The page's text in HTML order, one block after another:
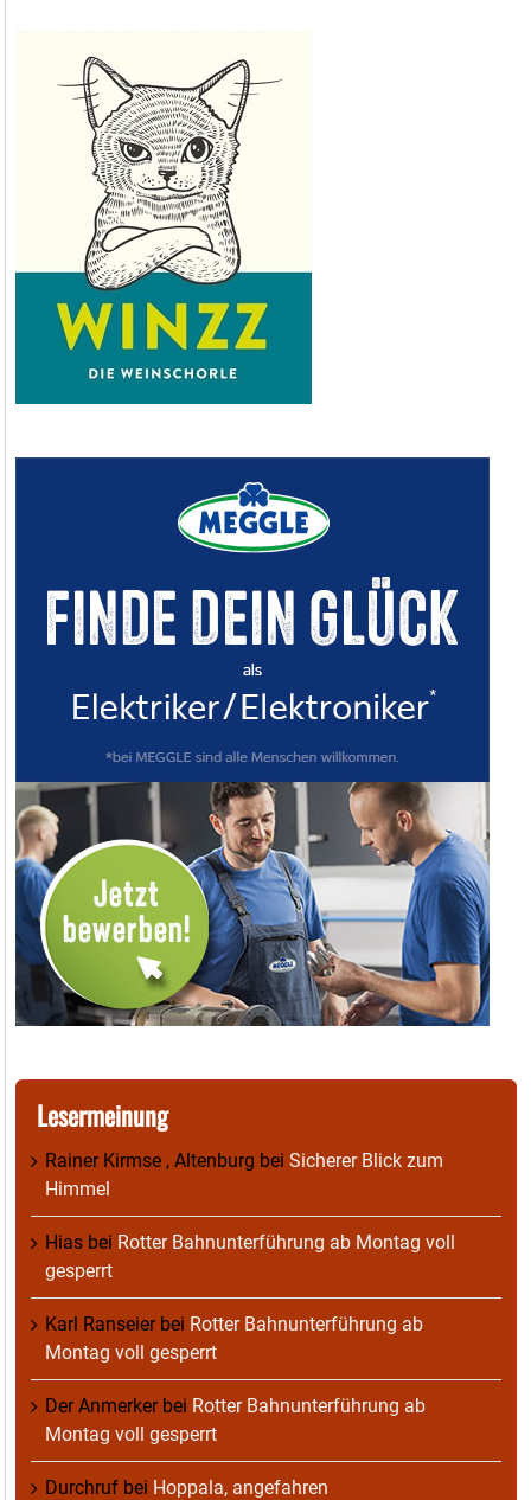
Lesermeinung
Rainer Kirmse , Altenburg bei Sicherer Blick zum
Himmel
Hias bei Rotter Bahnunterführung ab Montag voll
gesperrt
Karl Ranseierbei Rotter Bahnunterführung ab
Montag voll gesperrt
Der Anmerkerbei Rotter Bahnunterführung ab
Montag voll gesperrt
Durchruf bei Hoppala, angefahren